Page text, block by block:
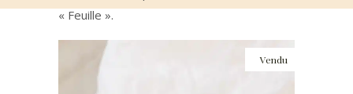
« Feuille ».
Vendu